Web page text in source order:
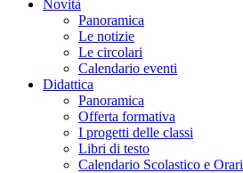
Novità
Panoramica
Le notizie
Le circolari
Calendario eventi
Didattica
Panoramica
Offerta formativa
I progetti delle classi
Libri di testo
Calendario Scolastico e Orari